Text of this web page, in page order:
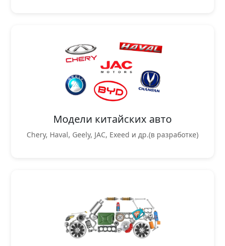
Модели китайских авто
Chery, Haval, Geely, JAC, Exeed и др.(в разработке)